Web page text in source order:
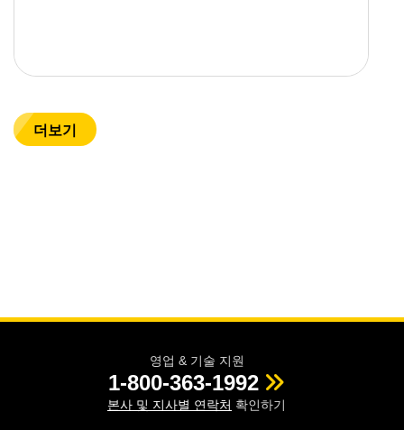
더보기
영업 & 기술 지원
1-800-363-1992
본사 및 지사별 연락처 확인하기